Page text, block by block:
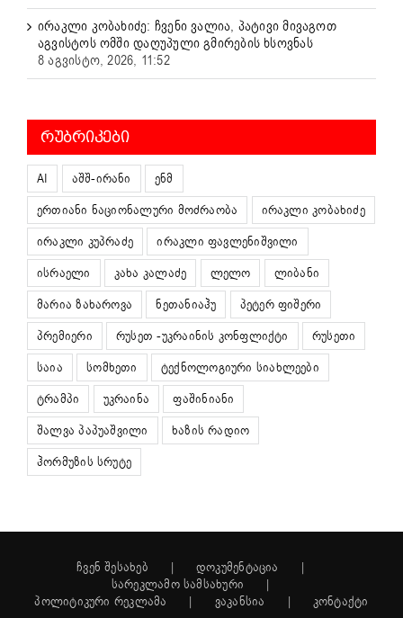
ირაკლი კობახიძე: ჩვენი ვალია, პატივი მივაგოთ
აგვისტოს ომში დაღუპული გმირების ხსოვნას
8 აგვისტო, 2026, 11:52
ᲠᲣᲑᲠᲘᲙᲔᲑᲘ
AI აშშ-ირანი
ენმ
ერთიანი ნაციონალური მოძრაობა
ირაკლი კობახიძე
ირაკლი კუპრაძე
ირაკლი ფავლენიშვილი
ისრაელი
კახა კალაძე ლელო
ლიბანი
მარია ზახაროვა
ნეთანიაჰუ
პეტერ ფიშერი
პრემიერი
რუსეთ -უკრაინის კონფლიქტი
რუსეთი
საია
სომხეთი
ტექნოლოგიური სიახლეები
ტრამპი
უკრაინა
ფაშინიანი
შალვა პაპუაშვილი
ხაზის რადიო
ჰორმუზის სრუტე
ჩვენ შესახებ
დოკუმენტაცია
სარეკლამო სამსახური
პოლიტიკური რეკლამა
ვაკანსია კონტაქტი